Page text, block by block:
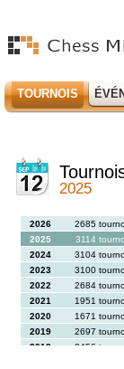
TOURNOIS
2025
2026
2685
2025
3114
2024
3104
2023
3100
2022
2684
2021
1951
2020
1671
2019
2697
2018
2456